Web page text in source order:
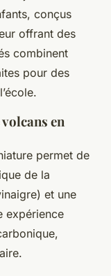
conçus
offrant des
combinent
pour des
en
permet de
de la
et une
expérience